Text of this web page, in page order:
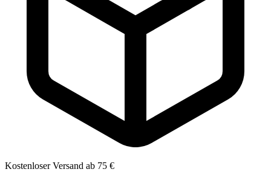
Kostenloser Versand ab 75 €